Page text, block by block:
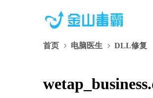
首页 电脑医生 DLL修复